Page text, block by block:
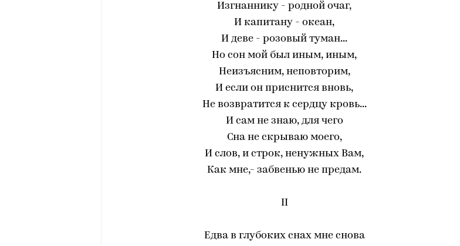
Изгнаннику - родной очаг,
И капитану - океан,
И деве - розовый туман...
Но сон мой был иным, иным,
Неизъясним, неповторим,
И если он приснится вновь,
Не возвратится к сердцу кровь...
И сам не знаю, для чего
Сна не скрываю моего,
И слов, и строк, ненужных Вам,
Как мне,- забвенью не предам.
II
Едва в глубоких снах мне снова